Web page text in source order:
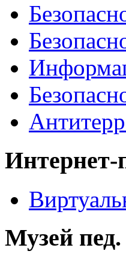
Интернет-
Музей